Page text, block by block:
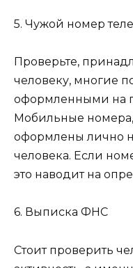
5. Чужой номер
Проверьте,
человеку, многие
оформленными на
Мобильные
оформлены лично
человека. Если
это наводит на
6. Выписка ФНС
Стоит проверить